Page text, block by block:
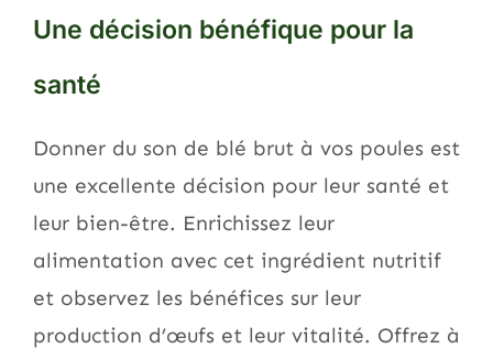
Une décision bénéfique pour la
santé
Donner du son de blé brut à vos poules est
une excellente décision pour leur santé et
leur bien-être. Enrichissez leur
alimentation avec cet ingrédient nutritif
et observez les bénéfices sur leur
production d’œufs et leur vitalité. Offrez à